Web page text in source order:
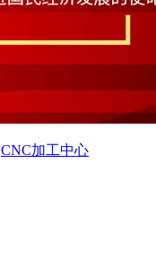
CNC加工中心